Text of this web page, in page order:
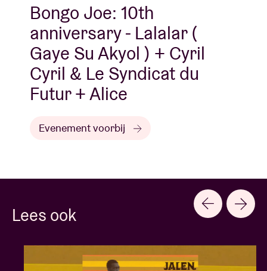
Bongo Joe: 10th
anniversary - Lalalar (
Gaye Su Akyol ) + Cyril
Cyril & Le Syndicat du
Futur + Alice
Evenement voorbij
Lees ook